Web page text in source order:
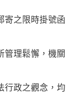
寄之限時掛號函
管理鬆懈，機關
行政之觀念，均